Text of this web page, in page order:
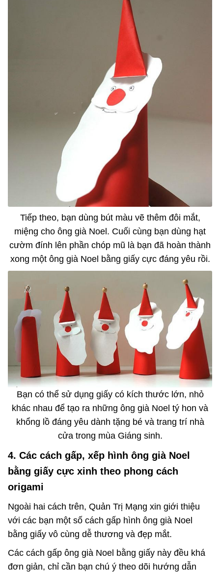
Tiếp theo, bạn dùng bút màu vẽ thêm đôi mắt,
miệng cho ông già Noel. Cuối cùng bạn dùng hạt
cườm đính lên phần chóp mũ là bạn đã hoàn thành
xong một ông già Noel bằng giấy cực đáng yêu rồi.
Bạn có thể sử dụng giấy có kích thước lớn, nhỏ
khác nhau để tạo ra những ông già Noel tý hon và
khổng lồ đáng yêu dành tặng bé và trang trí nhà
cửa trong mùa Giáng sinh.
4. Các cách gấp, xếp hình ông già Noel
bằng giấy cực xinh theo phong cách
origami
Ngoài hai cách trên, Quản Trị Mạng xin giới thiệu
với các bạn một số cách gấp hình ông già Noel
bằng giấy vô cùng dễ thương và đẹp mắt.
Các cách gấp ông già Noel bằng giấy này đều khá
đơn giản, chỉ cần bạn chú ý theo dõi hướng dẫn